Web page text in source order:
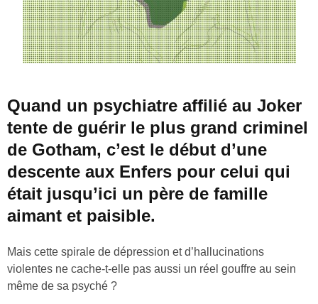
Quand un psychiatre affilié au Joker
tente de guérir le plus grand criminel
de Gotham, c’est le début d’une
descente aux Enfers pour celui qui
était jusqu’ici un père de famille
aimant et paisible.
Mais cette spirale de dépression et d’hallucinations
violentes ne cache-t-elle pas aussi un réel gouffre au sein
même de sa psyché ?